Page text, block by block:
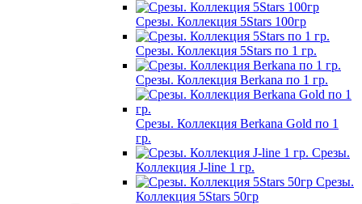
Срезы. Коллекция 5Stars 100гр
Срезы. Коллекция 5Stars по 1 гр.
Срезы. Коллекция Berkana по 1 гр.
Срезы. Коллекция Berkana Gold по 1
гр.
Срезы.
Коллекция J-line 1 гр.
Срезы.
Коллекция 5Stars 50гр